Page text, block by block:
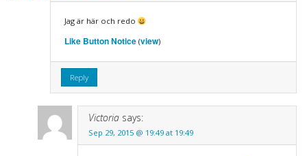
Jag är här och redo
Like Button Notice(view)
Reply
Victoria says:
Sep 29, 2015 @ 19:49 at 19:49